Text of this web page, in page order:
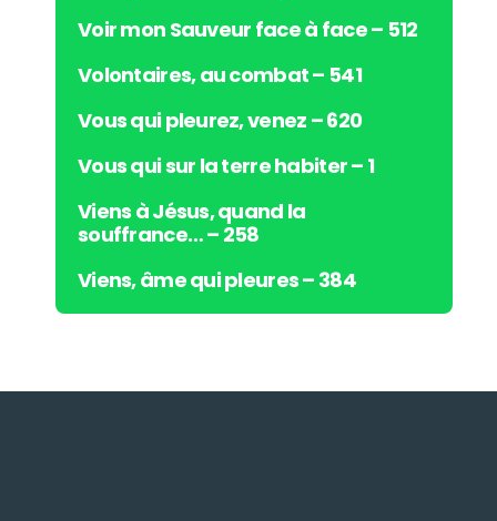
Voir mon Sauveur face à face – 512
Volontaires, au combat – 541
Vous qui pleurez, venez – 620
Vous qui sur la terre habiter – 1
Viens à Jésus, quand la
souffrance… – 258
Viens, âme qui pleures – 384